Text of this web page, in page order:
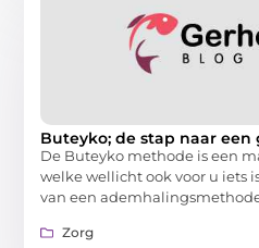
Buteyko; de stap naar een
De Buteyko methode is een
welke wellicht ook voor u iets
van een
Zorg